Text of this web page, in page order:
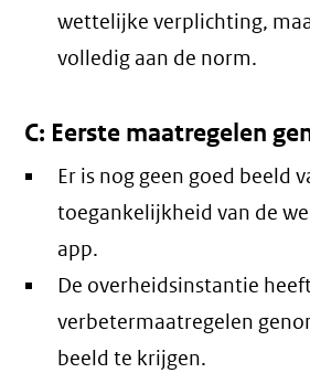
wettelijke verplichting,
volledig aan de norm.
C: Eerste maatregelen
Er is nog geen goed beeld
toegankelijkheid van de
app.
De overheidsinstantie
verbetermaatregelen
beeld te krijgen.